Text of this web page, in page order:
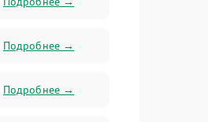
Подробнее →
Подробнее →